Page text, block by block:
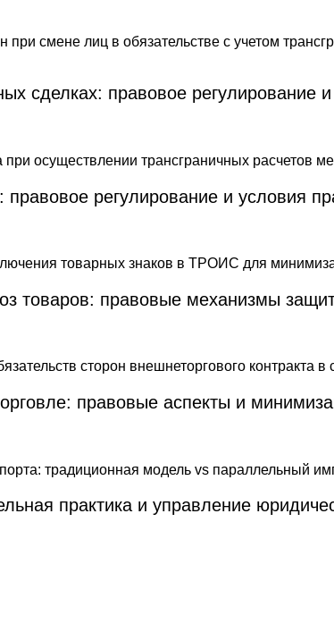
сделках: правовое регулирование
регулирование и условия
товаров: правовые механизмы
правовые аспекты и
практика и управление